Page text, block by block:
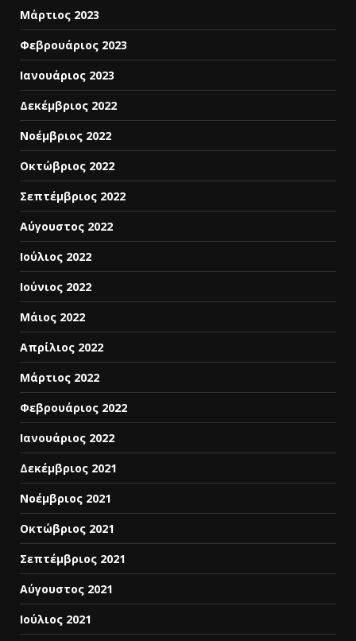
Μάρτιος 2023
Φεβρουάριος 2023
Ιανουάριος 2023
Δεκέμβριος 2022
Νοέμβριος 2022
Οκτώβριος 2022
Σεπτέμβριος 2022
Αύγουστος 2022
Ιούλιος 2022
Ιούνιος 2022
Μάιος 2022
Απρίλιος 2022
Μάρτιος 2022
Φεβρουάριος 2022
Ιανουάριος 2022
Δεκέμβριος 2021
Νοέμβριος 2021
Οκτώβριος 2021
Σεπτέμβριος 2021
Αύγουστος 2021
Ιούλιος 2021